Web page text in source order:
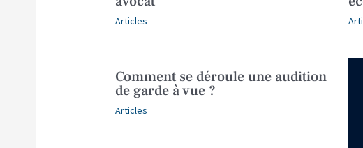
Articles
Comment se déroule une audition
de garde à vue ?
Articles